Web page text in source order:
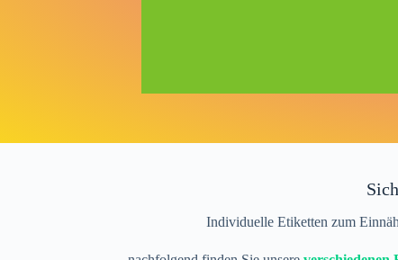
Individuelle Etiketten zum